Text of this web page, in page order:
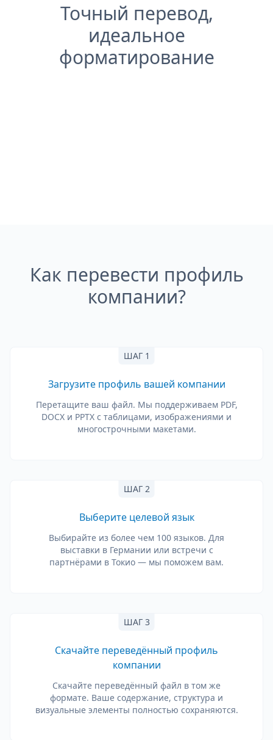
Точный перевод,
идеальное
форматирование
Как перевести профиль
компании?
ШАГ 1
Загрузите профиль вашей компании
Перетащите ваш файл. Мы поддерживаем PDF,
DOCX и PPTX с таблицами, изображениями и
многострочными макетами.
ШАГ 2
Выберите целевой язык
Выбирайте из более чем 100 языков. Для
выставки в Германии или встречи с
партнёрами в Токио — мы поможем вам.
ШАГ 3
Скачайте переведённый профиль
компании
Скачайте переведённый файл в том же
формате. Ваше содержание, структура и
визуальные элементы полностью сохраняются.